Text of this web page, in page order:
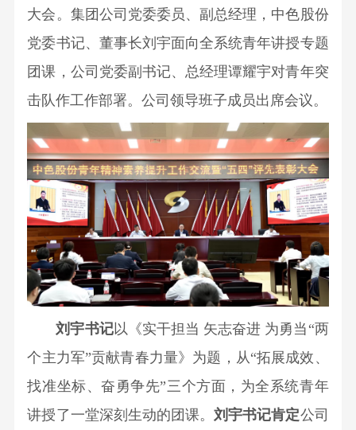
架
构
管
队
董
事
会
公
司
高
管
企
业
资
集
闻
国
资
要
闻
资
源
工
程
板
块
科
创
新
工
作
概
况
科
技
奖
励
利
成
投
资
者
关
系
公
理
信
息
大会。集团公司党委委员、副总经理，中色股份
党委书记、董事长刘宇面向全系统青年讲授专题
团课，公司党委副书记、总经理谭耀宇对青年突
击队作工作部署。公司领导班子成员出席会议。
刘宇书记以《实干担当 矢志奋进 为勇当“两
个主力军”贡献青春力量》为题，从“拓展成效、
找准坐标、奋勇争先”三个方面，为全系统青年
讲授了一堂深刻生动的团课。刘宇书记肯定公司